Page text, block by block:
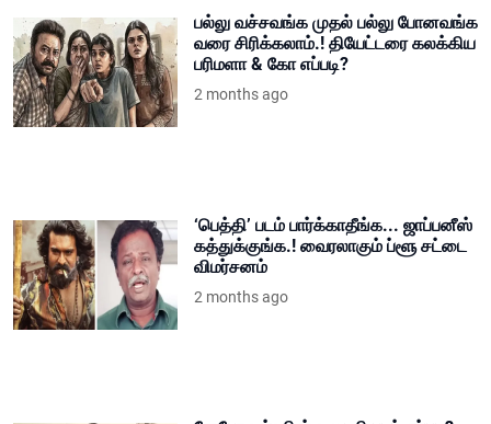
பல்லு வச்சவங்க முதல் பல்லு போனவங்க
வரை சிரிக்கலாம்.! தியேட்டரை கலக்கிய
பரிமளா & கோ எப்படி?
2 months ago
‘பெத்தி’ படம் பார்க்காதீங்க... ஜாப்பனீஸ்
கத்துக்குங்க.! வைரலாகும் ப்ளூ சட்டை
விமர்சனம்
2 months ago